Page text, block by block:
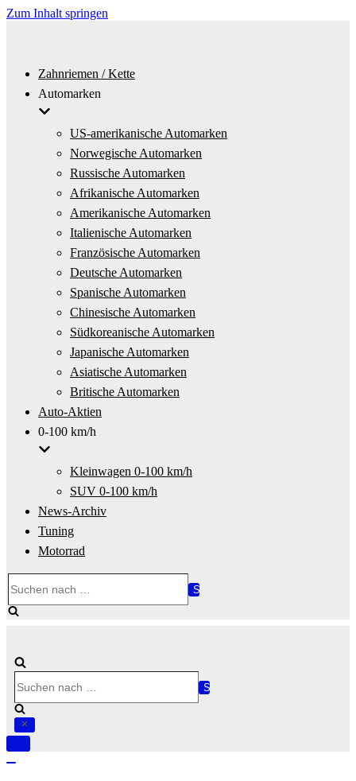
Zum Inhalt springen
Zahnriemen / Kette
Automarken
US-amerikanische Automarken
Norwegische Automarken
Russische Automarken
Afrikanische Automarken
Amerikanische Automarken
Italienische Automarken
Französische Automarken
Deutsche Automarken
Spanische Automarken
Chinesische Automarken
Südkoreanische Automarken
Japanische Automarken
Asiatische Automarken
Britische Automarken
Auto-Aktien
0-100 km/h
Kleinwagen 0-100 km/h
SUV 0-100 km/h
News-Archiv
Tuning
Motorrad
nach …
nach …
Navigation